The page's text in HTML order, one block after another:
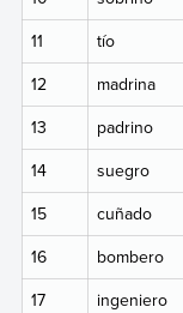
11
tío
12
madrina
13
padrino
14
suegro
15
cuñado
16
bombero
17
ingeniero